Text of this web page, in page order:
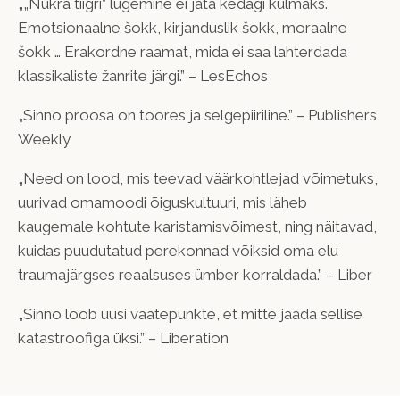
Emotsionaalne šokk, kirjanduslik šokk, moraalne
šokk … Erakordne raamat, mida ei saa lahterdada
klassikaliste žanrite järgi.” – LesEchos
„Sinno proosa on toores ja selgepiiriline.” – Publishers
Weekly
„Need on lood, mis teevad väärkohtlejad võimetuks,
uurivad omamoodi õiguskultuuri, mis läheb
kaugemale kohtute karistamisvõimest, ning näitavad,
kuidas puudutatud perekonnad võiksid oma elu
traumajärgses reaalsuses ümber korraldada.” – Liber
„Sinno loob uusi vaatepunkte, et mitte jääda sellise
katastroofiga üksi.” – Liberation